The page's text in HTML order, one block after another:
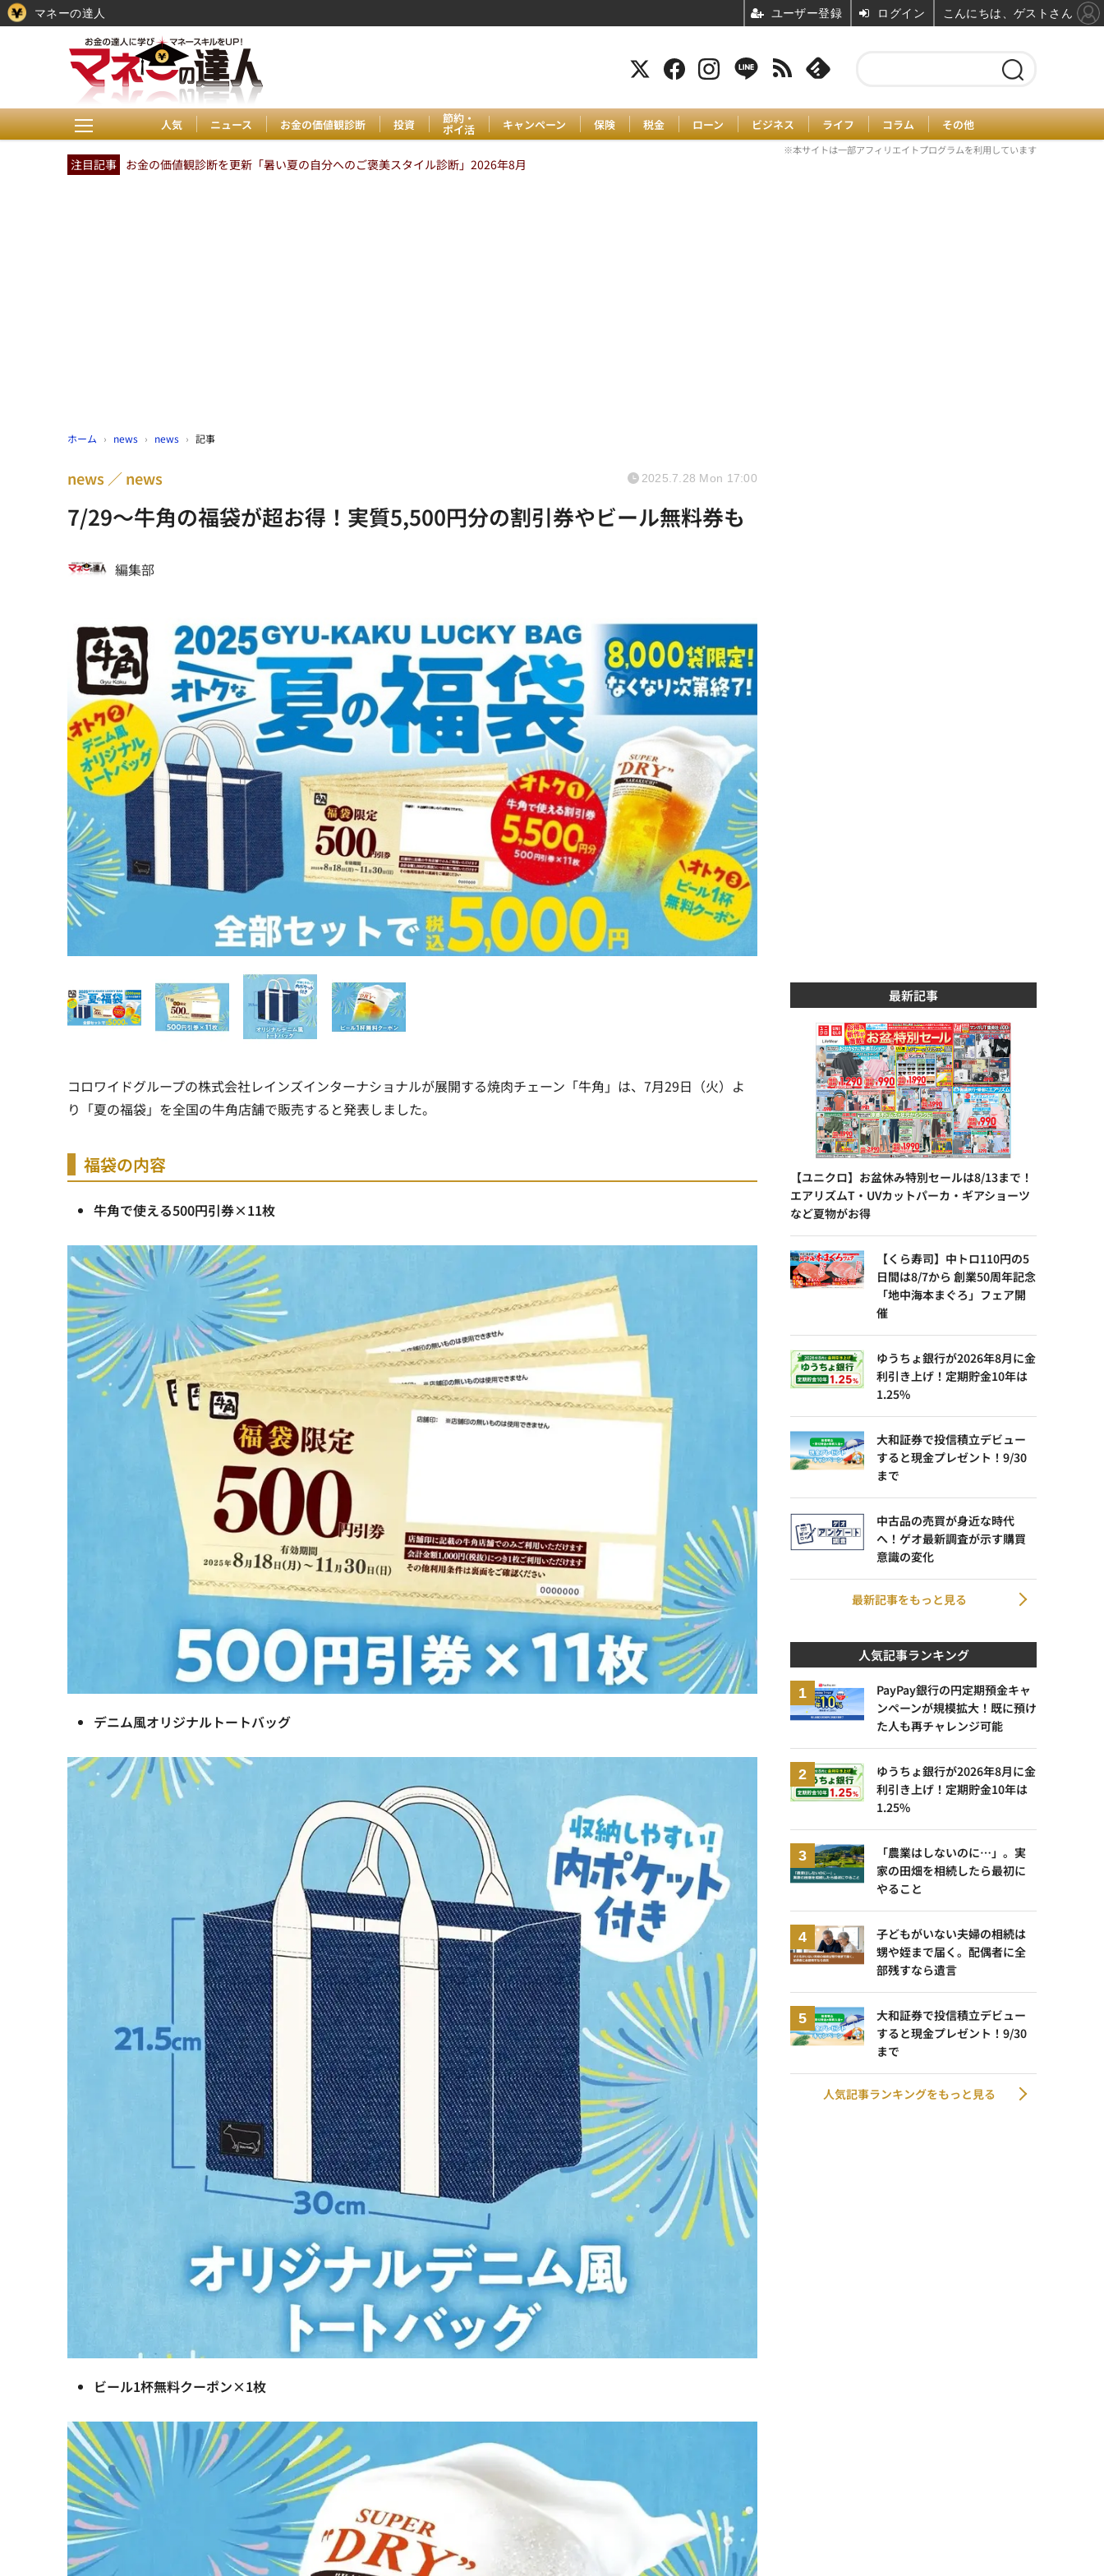
人気 ニュース お金の価値観診断 投資 節約・
ポイ活 キャンペーン 保険 税金 ローン ビジネス ライフ コラム その他
※本サイトは一部アフィリエイトプログラムを利用しています
注目記事 お金の価値観診断を更新「暑い夏の自分へのご褒美スタイル診断」2026年8月
ホーム › news › news › 記事
7/29～牛角の福袋が超お得！実質5,500円分の割引券やビール無料券も
news news 2025.7.28 Mon 17:00
編集部
コロワイドグループの株式会社レインズインターナショナルが展開する焼肉チェーン「牛角」は、7月29日（火）よ
り「夏の福袋」を全国の牛角店舗で販売すると発表しました。
福袋の内容
牛角で使える500円引券×11枚
デニム風オリジナルトートバッグ
ビール1杯無料クーポン×1枚
最新記事
【ユニクロ】お盆休み特別セールは8/13まで！
エアリズムT・UVカットパーカ・ギアショーツ
など夏物がお得
【くら寿司】中トロ110円の5
日間は8/7から 創業50周年記念
「地中海本まぐろ」フェア開
催
ゆうちょ銀行が2026年8月に金
利引き上げ！定期貯金10年は
1.25%
大和証券で投信積立デビュー
すると現金プレゼント！9/30
まで
中古品の売買が身近な時代
へ！ゲオ最新調査が示す購買
意識の変化
最新記事をもっと見る
人気記事ランキング
PayPay銀行の円定期預金キャ
ンペーンが規模拡大！既に預け
た人も再チャレンジ可能
ゆうちょ銀行が2026年8月に金
利引き上げ！定期貯金10年は
1.25%
「農業はしないのに…」。実
家の田畑を相続したら最初に
やること
子どもがいない夫婦の相続は
甥や姪まで届く。配偶者に全
部残すなら遺言
大和証券で投信積立デビュー
すると現金プレゼント！9/30
まで
人気記事ランキングをもっと見る
マネーの達人 ユーザー登録 ログイン こんにちは、ゲストさん